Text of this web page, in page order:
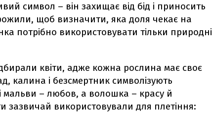
символ – він захищає від бід і приносить
щоб визначити, яка доля чекає на
потрібно використовувати тільки природні
квіти, адже кожна рослина має своє
калина і безсмертник символізують
мальви – любов, а волошка – красу й
зазвичай використовували для плетіння: